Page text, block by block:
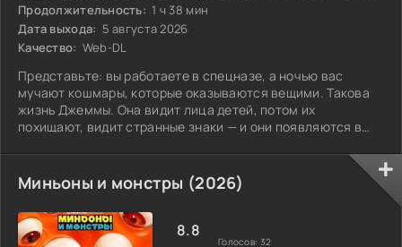
Продолжительность: 1 ч 38 мин
Дата выхода: 5 августа 2026
Качество: Web-DL
Представьте: вы работаете в спецназе, а ночью вас
мучают кошмары, которые оказываются вещими. Такова
жизнь Джеммы. Она видит лица детей, потом их
похищают, видит странные знаки — и они появляются в
найдут поле с мёртвыми животными и чучелами, то
вспомнят древние предсказания о гибели всего живого.
Джемма пыталась отмахнуться от видений, но не вышло.
Теперь её задача — доказать всем, что она не свихнулась.
Сослуживцы крутят пальцем у виска,
Миньоны и монстры (2026)
8.8
Голосов: 32